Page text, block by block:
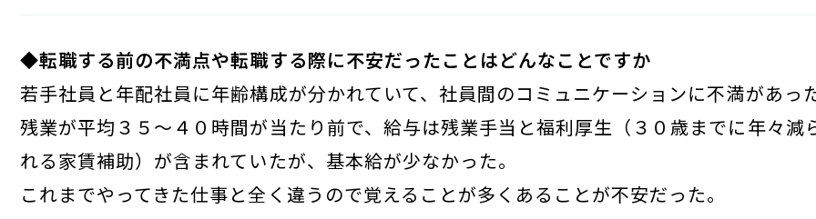
◆転職する前の不満点や転職する際に不安だったことはどんなことですか
若手社員と年配社員に年齢構成が分かれていて、社員間のコミュニケーションに不満があっ
残業が平均３５～４０時間が当たり前で、給与は残業手当と福利厚生（３０歳までに年々減
れる家賃補助）が含まれていたが、基本給が少なかった。
これまでやってきた仕事と全く違うので覚えることが多くあることが不安だった。